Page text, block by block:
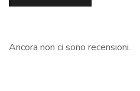
Ancora non ci sono recensioni.